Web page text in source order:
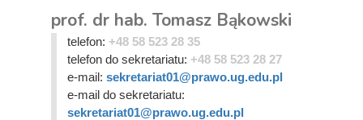
prof. dr hab. Tomasz Bąkowski
telefon: +48 58 523 28 35
telefon do sekretariatu: +48 58 523 28 27
e-mail: sekretariat01@prawo.ug.edu.pl
e-mail do sekretariatu:
sekretariat01@prawo.ug.edu.pl